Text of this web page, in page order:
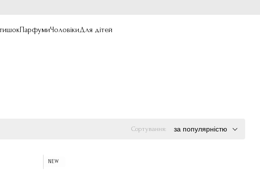
ПарфумиЧоловікиДля дітей
Сортування: за популярністю
NEW